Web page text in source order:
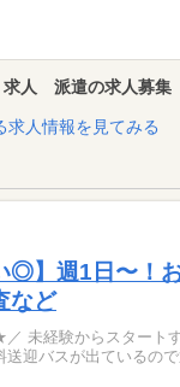
人 派遣の求人募集
求人情報を見てみる
◎】週1日〜！
など
未経験からスタート
送迎バスが出ているの